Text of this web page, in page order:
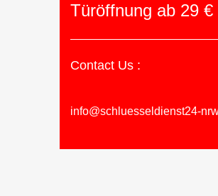
Türöffnung ab 29 €
Contact Us :
info@schluesseldienst24-